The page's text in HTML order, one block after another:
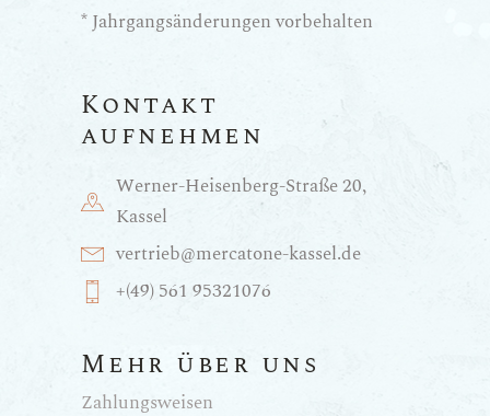
* Jahrgangsänderungen vorbehalten
Kontakt
aufnehmen
Werner-Heisenberg-Straße 20,
Kassel
vertrieb@mercatone-kassel.de
+(49) 561 95321076
Mehr über uns
Zahlungsweisen